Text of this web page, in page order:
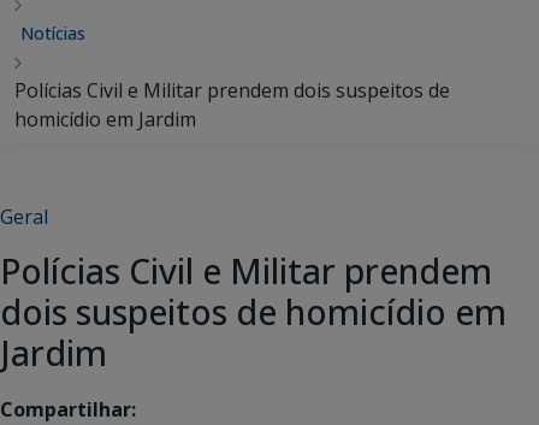
Notícias
Polícias Civil e Militar prendem dois suspeitos de
homicídio em Jardim
Geral
Polícias Civil e Militar prendem
dois suspeitos de homicídio em
Jardim
Compartilhar: